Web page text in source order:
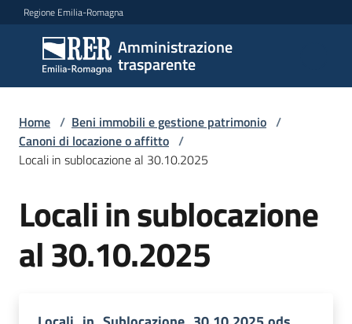
Vai al contenuto
Vai alla navigazione
Vai al footer
Regione Emilia-Romagna
Amministrazione
trasparente
Amministrazione
trasparente
Sottosezioni
Accesso
Home / Beni immobili e gestione patrimonio /
Canoni di locazione o affitto /
Locali in sublocazione al 30.10.2025
Locali in sublocazione
al 30.10.2025